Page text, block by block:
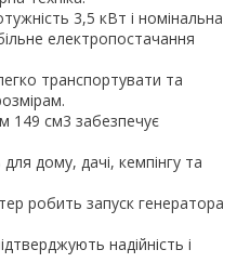
3,5 кВт і номінальна
електропостачання
транспортувати та
149 см3 забезпечує
дому, дачі, кемпінгу та
робить запуск генератора
надійність і